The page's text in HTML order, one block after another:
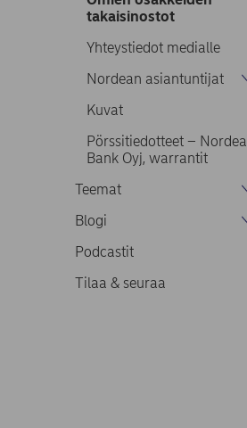
takaisinostot
Yhteystiedot medialle
Nordean asiantuntijat
Kuvat
Pörssitiedotteet – Nordea
Bank Oyj, warrantit
Teemat
Blogi
Podcastit
Tilaa & seuraa